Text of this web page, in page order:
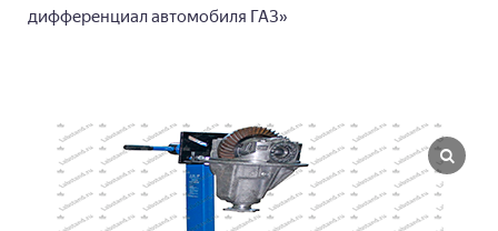
дифференциал автомобиля ГАЗ»